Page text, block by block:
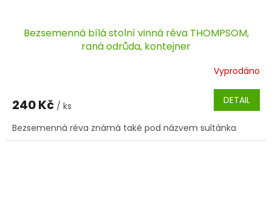
Bezsemenná bílá stolní vinná réva THOMPSOM,
raná odrůda, kontejner
Vyprodáno
240 Kč / ks DETAIL
Bezsemenná réva známá také pod názvem sultánka